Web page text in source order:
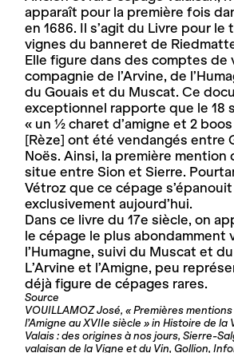
apparaît pour la première fois
en 1686. Il s’agit du Livre pour le
vignes du banneret de
Elle figure dans des comptes de
compagnie de l’Arvine, de
du Gouais et du Muscat. Ce
exceptionnel rapporte que le 18
« un ½ charet d’amigne et 2
[Rèze] ont été vendangés entre
Noës. Ainsi, la première mention
situe entre Sion et Sierre.
Vétroz que ce cépage
exclusivement aujourd’hui.
Dans ce livre du 17e siècle, on
le cépage le plus abondamment
l’Humagne, suivi du Muscat et
L’Arvine et l’Amigne, peu
déjà figure de cépages rares.
Source
VOUILLAMOZ José, « Premières mentions
l’Amigne au XVIIe siècle » in Histoire de la
Valais : des origines à nos jours, Sierre-
valaisan de la Vigne et du Vin, Gollion,